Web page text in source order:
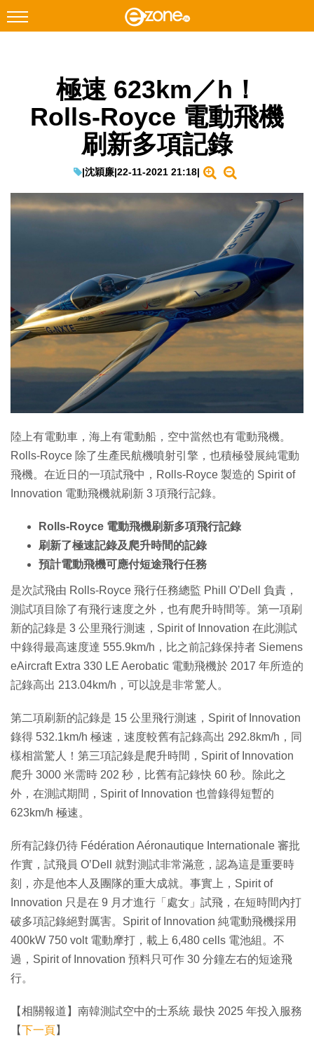
Facebook Instagram
科技焦點
教學評測
EduTech
生成式AI與雲端應用
Enterprise Digital Transformation
特集
極速 623km／h！
Rolls-Royce 電動飛機
刷新多項記錄
|沈穎廉|22-11-2021 21:18|
陸上有電動車，海上有電動船，空中當然也有電動飛機。
Rolls-Royce 除了生產民航機噴射引擎，也積極發展純電動
飛機。在近日的一項試飛中，Rolls-Royce 製造的 Spirit of
Innovation 電動飛機就刷新 3 項飛行記錄。
Rolls-Royce 電動飛機刷新多項飛行記錄
刷新了極速記錄及爬升時間的記錄
預計電動飛機可應付短途飛行任務
是次試飛由 Rolls-Royce 飛行任務總監 Phill O’Dell 負責，
測試項目除了有飛行速度之外，也有爬升時間等。第一項刷
新的記錄是 3 公里飛行測速，Spirit of Innovation 在此測試
中錄得最高速度達 555.9km/h，比之前記錄保持者 Siemens
eAircraft Extra 330 LE Aerobatic 電動飛機於 2017 年所造的
記錄高出 213.04km/h，可以說是非常驚人。
第二項刷新的記錄是 15 公里飛行測速，Spirit of Innovation
錄得 532.1km/h 極速，速度較舊有記錄高出 292.8km/h，同
樣相當驚人！第三項記錄是爬升時間，Spirit of Innovation
爬升 3000 米需時 202 秒，比舊有記錄快 60 秒。除此之
外，在測試期間，Spirit of Innovation 也曾錄得短暫的
623km/h 極速。
所有記錄仍待 Fédération Aéronautique Internationale 審批
作實，試飛員 O’Dell 就對測試非常滿意，認為這是重要時
刻，亦是他本人及團隊的重大成就。事實上，Spirit of
Innovation 只是在 9 月才進行「處女」試飛，在短時間內打
破多項記錄絕對厲害。Spirit of Innovation 純電動飛機採用
400kW 750 volt 電動摩打，載上 6,480 cells 電池組。不
過，Spirit of Innovation 預料只可作 30 分鐘左右的短途飛
行。
【相關報道】南韓測試空中的士系統 最快 2025 年投入服務
【下一頁】